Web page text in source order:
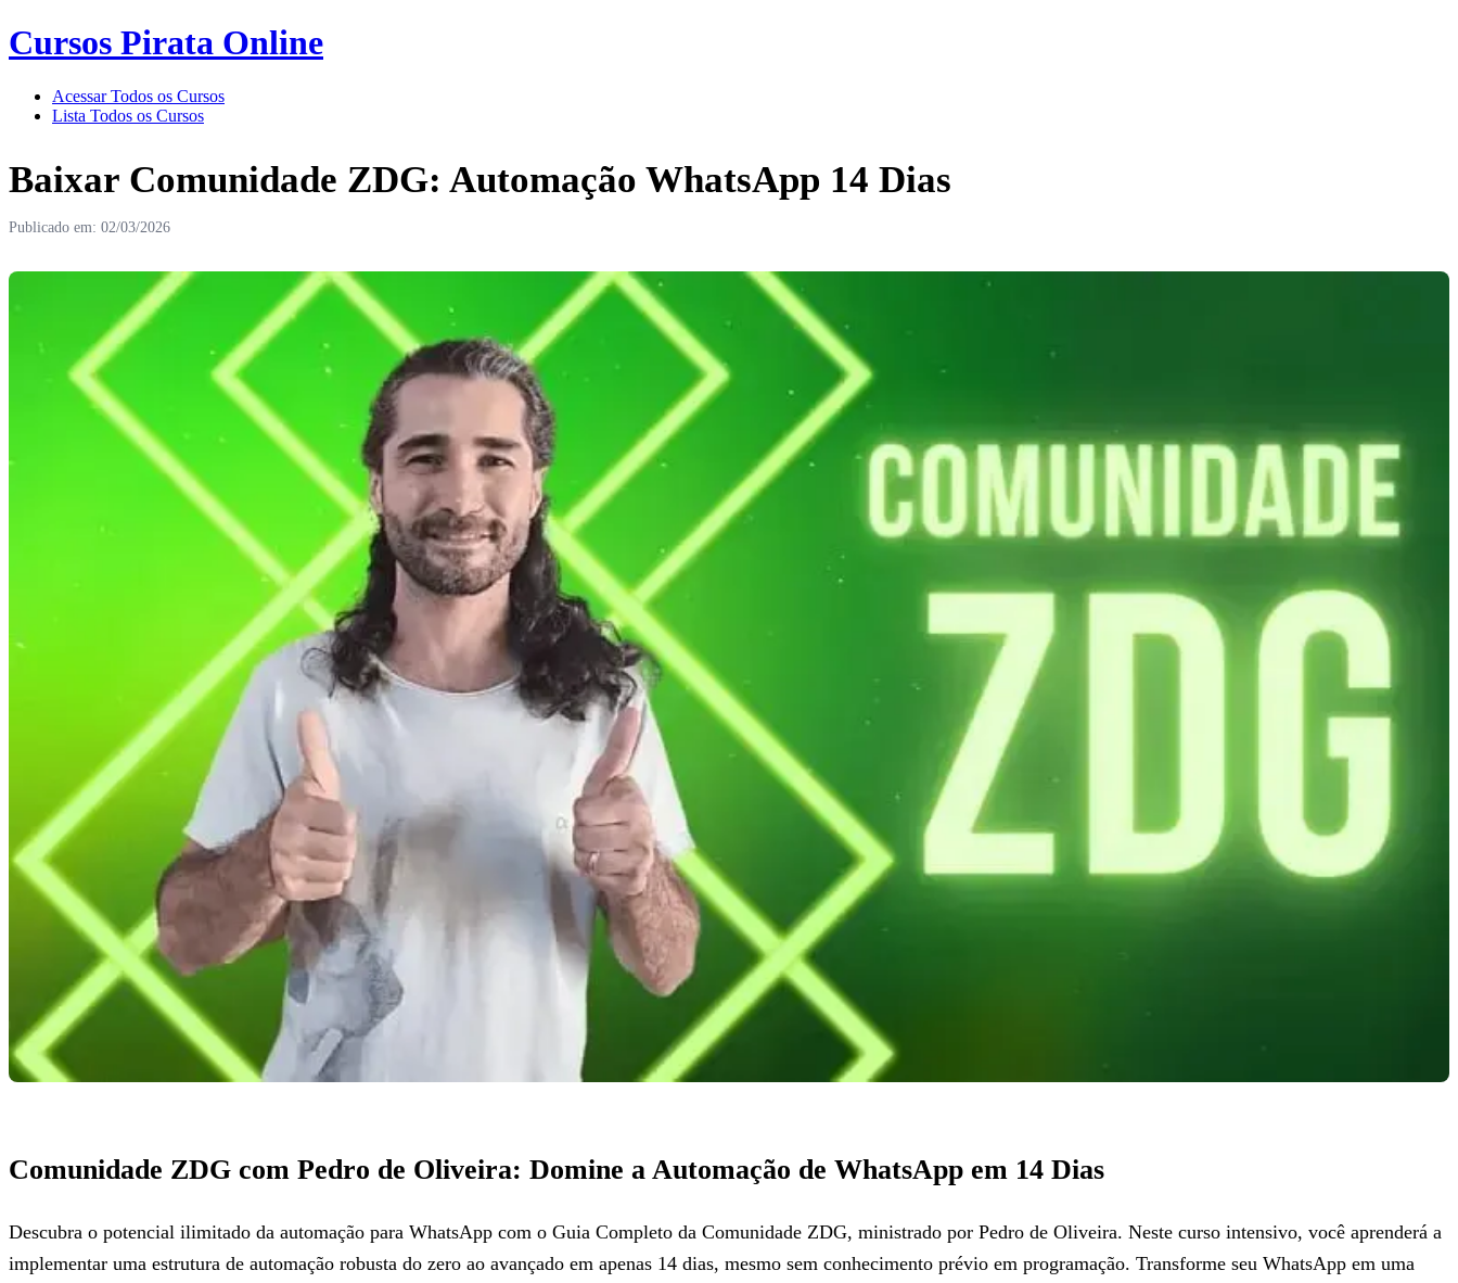
Cursos Pirata Online
Acessar Todos os Cursos
Lista Todos os Cursos
Baixar Comunidade ZDG: Automação WhatsApp 14 Dias
Publicado em: 02/03/2026
Comunidade ZDG com Pedro de Oliveira: Domine a Automação de WhatsApp em 14 Dias
Descubra o potencial ilimitado da automação para WhatsApp com o Guia Completo da Comunidade ZDG, ministrado por Pedro de Oliveira. Neste curso intensivo, você aprenderá a
implementar uma estrutura de automação robusta do zero ao avançado em apenas 14 dias, mesmo sem conhecimento prévio em programação. Transforme seu WhatsApp em uma